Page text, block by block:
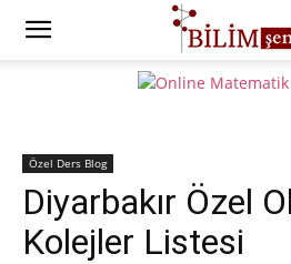
Özel Ders Blog
Diyarbakır Özel
Kolejler Listesi